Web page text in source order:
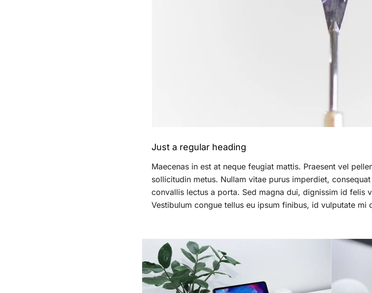
Just a regular heading
Maecenas in est at neque feugiat mattis. Praesent vel
sollicitudin metus. Nullam vitae purus imperdiet,
convallis lectus a porta. Sed magna dui, dignissim id felis
Vestibulum congue tellus eu ipsum finibus, id vulputate mi